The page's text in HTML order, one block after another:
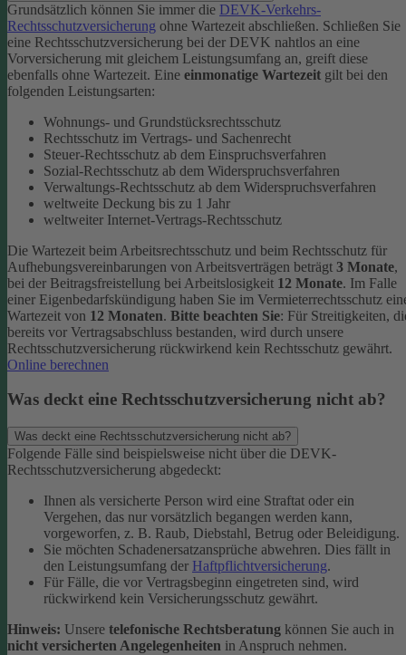
Grundsätzlich können Sie immer die DEVK-Verkehrs-
Rechtsschutzversicherung ohne Wartezeit abschließen. Schließen Sie
eine Rechtsschutzversicherung bei der DEVK nahtlos an eine
Vorversicherung mit gleichem Leistungsumfang an, greift diese
ebenfalls ohne Wartezeit. Eine einmonatige Wartezeit gilt bei den
folgenden Leistungsarten:
Wohnungs- und Grundstücksrechtsschutz
Rechtsschutz im Vertrags- und Sachenrecht
Steuer-Rechtsschutz ab dem Einspruchsverfahren
Sozial-Rechtsschutz ab dem Widerspruchsverfahren
Verwaltungs-Rechtsschutz ab dem Widerspruchsverfahren
weltweite Deckung bis zu 1 Jahr
weltweiter Internet-Vertrags-Rechtsschutz
Die Wartezeit beim Arbeitsrechtsschutz und beim Rechtsschutz für
Aufhebungsvereinbarungen von Arbeitsverträgen beträgt 3 Monate,
bei der Beitragsfreistellung bei Arbeitslosigkeit 12 Monate. Im Falle
einer Eigenbedarfskündigung haben Sie im Vermieterrechtsschutz
Wartezeit von 12 Monaten. Bitte beachten Sie: Für Streitigkeiten,
bereits vor Vertragsabschluss bestanden, wird durch unsere
Rechtsschutzversicherung rückwirkend kein Rechtsschutz gewährt.
Online berechnen
Was deckt eine Rechtsschutzversicherung nicht ab?
Was deckt eine Rechtsschutzversicherung nicht ab?
Folgende Fälle sind beispielsweise nicht über die DEVK-
Rechtsschutzversicherung abgedeckt:
Ihnen als versicherte Person wird eine Straftat oder ein
Vergehen, das nur vorsätzlich begangen werden kann,
vorgeworfen, z. B. Raub, Diebstahl, Betrug oder Beleidigung.
Sie möchten Schadenersatzansprüche abwehren. Dies fällt in
den Leistungsumfang der Haftpflichtversicherung.
Für Fälle, die vor Vertragsbeginn eingetreten sind, wird
rückwirkend kein Versicherungsschutz gewährt.
Hinweis: Unsere telefonische Rechtsberatung können Sie auch in
nicht versicherten Angelegenheiten in Anspruch nehmen.